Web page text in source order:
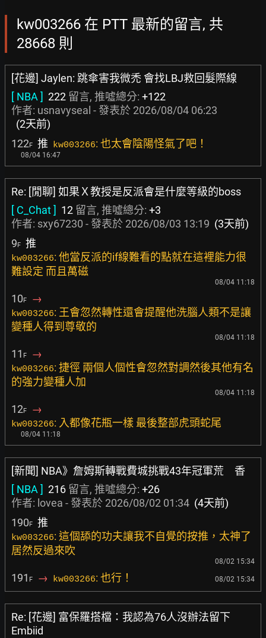
kw003266 在 PTT 最新的留言, 共
28668 則
[花邊] Jaylen: 跳傘害我微禿 會找LBJ救回髮際線
[ NBA ] 222 留言, 推噓總分: +122
作者: usnavyseal - 發表於 2026/08/04 06:23
(2天前)
122F 推 kw003266: 也太會陰陽怪氣了吧！
08/04 16:47
Re: [閒聊] 如果Ｘ教授是反派會是什麼等級的boss
[ C_Chat ] 12 留言, 推噓總分: +3
作者: sxy67230 - 發表於 2026/08/03 13:19 (3天前)
9F 推
kw003266: 他當反派的if線難看的點就在這裡能力很
難設定 而且萬磁
08/04 11:18
10F →
kw003266: 王會忽然轉性還會提醒他洗腦人類不是讓
變種人得到尊敬的
08/04 11:18
11 F →
kw003266: 捷徑 兩個人個性會忽然對調然後其他有名
的強力變種人加
08/04 11:18
12F →
kw003266: 入都像花瓶一樣 最後整部虎頭蛇尾
08/04 11:18
[新聞] NBA》詹姆斯轉戰費城挑戰43年冠軍荒 香
[ NBA ] 216 留言, 推噓總分: +26
作者: lovea - 發表於 2026/08/02 01:34 (4天前)
190F 推
kw003266: 這個舔的功夫讓我不自覺的按推，太神了
居然反過來吹
08/02 15:34
191 F → kw003266: 也行！ 08/02 15:34
Re: [花邊] 富保羅搭檔：我認為76人沒辦法留下
Embiid